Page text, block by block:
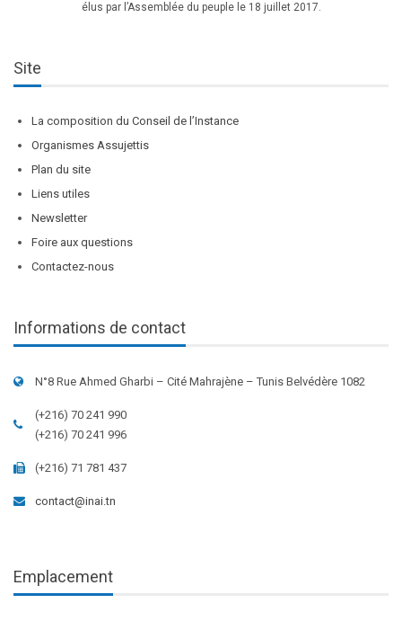
élus par l’Assemblée du peuple le 18 juillet 2017.
Site
La composition du Conseil de l’Instance
Organismes Assujettis
Plan du site
Liens utiles
Newsletter
Foire aux questions
Contactez-nous
Informations de contact
N°8 Rue Ahmed Gharbi – Cité Mahrajène – Tunis Belvédère 1082
(+216) 70 241 990
(+216) 70 241 996
(+216) 71 781 437
contact@inai.tn
Emplacement